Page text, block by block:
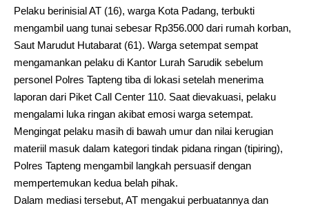
Pelaku berinisial AT (16), warga Kota Padang, terbukti
mengambil uang tunai sebesar Rp356.000 dari rumah korban,
Saut Marudut Hutabarat (61). Warga setempat sempat
mengamankan pelaku di Kantor Lurah Sarudik sebelum
personel Polres Tapteng tiba di lokasi setelah menerima
laporan dari Piket Call Center 110. Saat dievakuasi, pelaku
mengalami luka ringan akibat emosi warga setempat.
Mengingat pelaku masih di bawah umur dan nilai kerugian
materiil masuk dalam kategori tindak pidana ringan (tipiring),
Polres Tapteng mengambil langkah persuasif dengan
mempertemukan kedua belah pihak.
Dalam mediasi tersebut, AT mengakui perbuatannya dan